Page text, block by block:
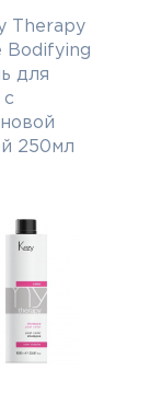
Therapy
Bodifying
для
с
250мл